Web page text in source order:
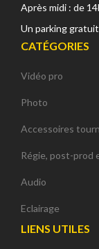
Après midi : de
Un parking
CATÉGORIES
Vidéo pro
Photo
Accessoires
Régie, post-prod
Audio
Eclairage
LIENS UTILES